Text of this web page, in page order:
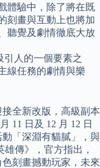
體驗中，除了將在既
刻畫與互動上也將加
聽覺及劇情徹底大放
引人的一個要素之
線任務的劇情與樂
全新改版，高級副本
11 日及 12 月 12 日
「深淵有貓膩」，與
傳》，官方指出，
刻畫撼動玩家，未來